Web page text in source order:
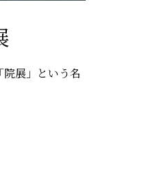
展」という名